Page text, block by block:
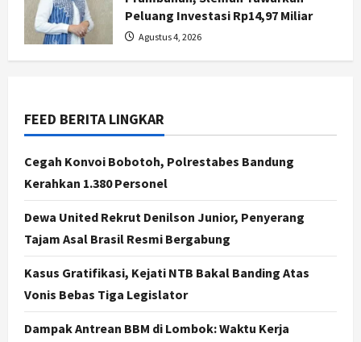
Peluang Investasi Rp14,97 Miliar
Agustus 4, 2026
FEED BERITA LINGKAR
Cegah Konvoi Bobotoh, Polrestabes Bandung
Kerahkan 1.380 Personel
Dewa United Rekrut Denilson Junior, Penyerang
Tajam Asal Brasil Resmi Bergabung
Kasus Gratifikasi, Kejati NTB Bakal Banding Atas
Vonis Bebas Tiga Legislator
Dampak Antrean BBM di Lombok: Waktu Kerja
2
BRIN Kembangkan Sepatu Murah
Mulai Rp75 Ribu untuk Sekolah
Rakyat
3
Gen Z Belajar Meracik Lulur Khas
Keraton Yogyakarta, Rahasia
Agustus 6, 2026
4
Jogja
Jasa Marga Pastikan Pembangunan
Tol Jogja-Solo Segera Rampung,
Progres 98 Persen
Agustus 6, 2026
Politik
Karwito Komitmen Perbaikan Jalan